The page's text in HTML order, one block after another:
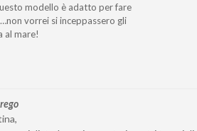
modello è adatto per fare
vorrei si inceppassero gli
al mare!